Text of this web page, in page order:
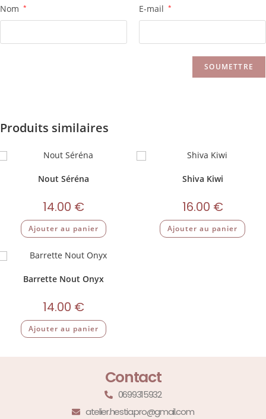
Nom * E-mail *
Produits similaires
Nout Séréna
14.00 €
Ajouter au panier
Shiva Kiwi
16.00 €
Ajouter au panier
Barrette Nout Onyx
14.00 €
Ajouter au panier
Contact
0699315932
atelier.hestia.pro@gmail.com